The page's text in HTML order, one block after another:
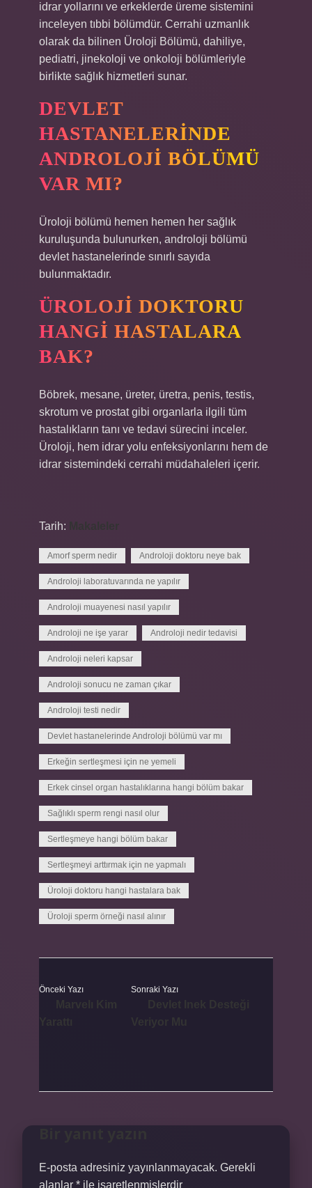
idrar yollarını ve erkeklerde üreme sistemini
inceleyen tıbbi bölümdür. Cerrahi uzmanlık
olarak da bilinen Üroloji Bölümü, dahiliye,
pediatri, jinekoloji ve onkoloji bölümleriyle
birlikte sağlık hizmetleri sunar.
DEVLET
HASTANELERINDE
ANDROLOJI BÖLÜMÜ
VAR MI?
Üroloji bölümü hemen hemen her sağlık
kuruluşunda bulunurken, androloji bölümü
devlet hastanelerinde sınırlı sayıda
bulunmaktadır.
ÜROLOJI DOKTORU
HANGI HASTALARA
BAK?
Böbrek, mesane, üreter, üretra, penis, testis,
skrotum ve prostat gibi organlarla ilgili tüm
hastalıkların tanı ve tedavi sürecini inceler.
Üroloji, hem idrar yolu enfeksiyonlarını hem de
idrar sistemindeki cerrahi müdahaleleri içerir.
Tarih:
Amorf sperm nedir Androloji doktoru neye bak
Androloji laboratuvarında ne yapılır
Androloji muayenesi nasıl yapılır
Androloji ne işe yarar Androloji nedir tedavisi
Androloji neleri kapsar
Androloji sonucu ne zaman çıkar
Androloji testi nedir
Devlet hastanelerinde Androloji bölümü var mı
Erkeğin sertleşmesi için ne yemeli
Erkek cinsel organ hastalıklarına hangi bölüm bakar
Sağlıklı sperm rengi nasıl olur
Sertleşmeye hangi bölüm bakar
Sertleşmeyi arttırmak için ne yapmalı
Üroloji doktoru hangi hastalara bak
Üroloji sperm örneği nasıl alınır
Önceki Yazı Sonraki Yazı
E-posta adresiniz yayınlanmayacak. Gerekli
alanlar * ile işaretlenmişlerdir